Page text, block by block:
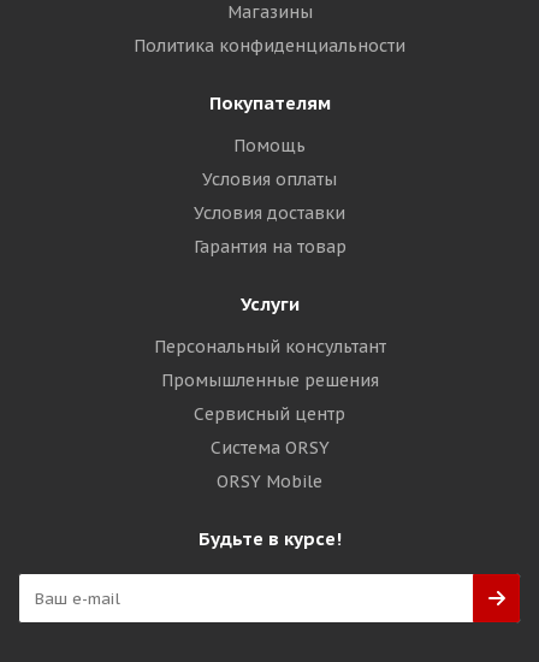
Магазины
Политика конфиденциальности
Покупателям
Помощь
Условия оплаты
Условия доставки
Гарантия на товар
Услуги
Персональный консультант
Промышленные решения
Сервисный центр
Система ORSY
ORSY Mobile
Будьте в курсе!